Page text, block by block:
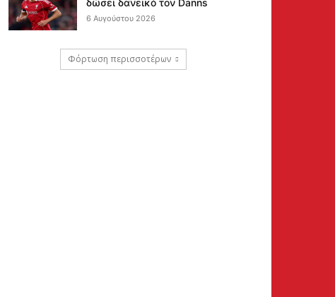
δώσει δανεικό τον Danns
6 Αυγούστου 2026
Φόρτωση περισσοτέρων